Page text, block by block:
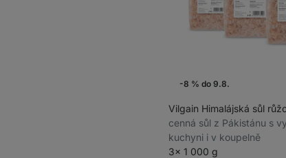
-8 % do 9.8.
Vilgain Himalájská sůl
cenná sůl z Pákistánu s
kuchyni i v koupelně
3× 1 000 g